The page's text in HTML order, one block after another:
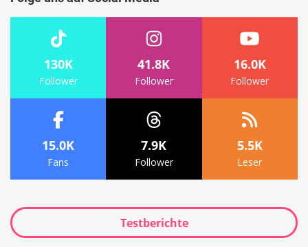
130K
Follower
41.8K
Follower
16.0K
Follower
15.0K
Fans
7.9K
Follower
5.5K
Leser
Testberichte